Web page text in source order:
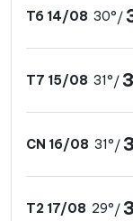
T6 14/08 30°/
T7 15/08 31°/
CN 16/08 31°/
T2 17/08 29°/